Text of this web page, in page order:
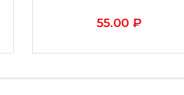
55.00 ₽